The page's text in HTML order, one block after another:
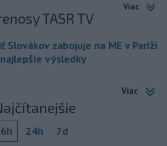
Viac
TASR TV
Slovákov zabojuje na ME v Paríži
výsledky
Viac
6h 24h 7d